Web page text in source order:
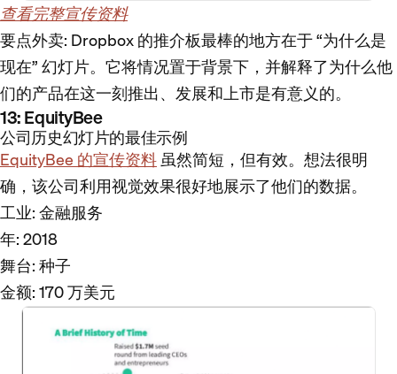
查看完整宣传资料
要点外卖: Dropbox 的推介板最棒的地方在于 “为什么是
现在” 幻灯片。它将情况置于背景下，并解释了为什么他
们的产品在这一刻推出、发展和上市是有意义的。
13: EquityBee
公司历史幻灯片的最佳示例
EquityBee 的宣传资料虽然简短，但有效。想法很明
确，该公司利用视觉效果很好地展示了他们的数据。
工业: 金融服务
年: 2018
舞台: 种子
金额: 170 万美元